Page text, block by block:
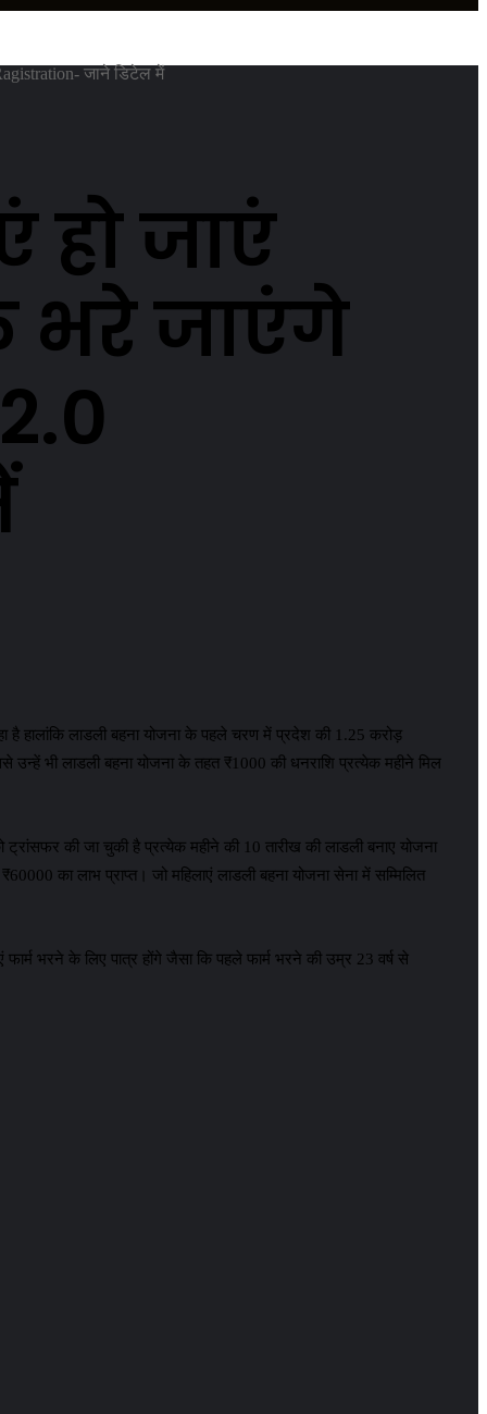
जाने डिटेल में
हो जाएं
भरे जाएंगे
है हालांकि लाडली बहना योजना के पहले चरण में प्रदेश की 1.25 करोड़
भी लाडली बहना योजना के तहत ₹1000 की धनराशि प्रत्येक महीने मिल
की जा चुकी है प्रत्येक महीने की 10 तारीख की लाडली बनाए योजना
का लाभ प्राप्त। जो महिलाएं लाडली बहना योजना सेना में सम्मिलित
फार्म भरने के लिए पात्र होंगे जैसा कि पहले फार्म भरने की उम्र 23 वर्ष से